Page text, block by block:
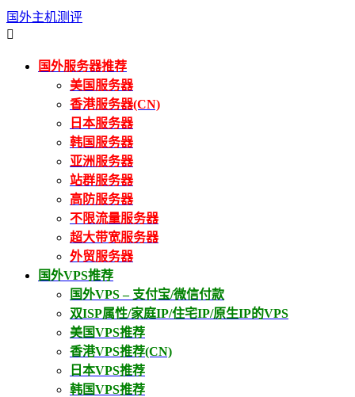
国外主机测评

国外服务器推荐
美国服务器
香港服务器(CN)
日本服务器
韩国服务器
亚洲服务器
站群服务器
高防服务器
不限流量服务器
超大带宽服务器
外贸服务器
国外VPS推荐
国外VPS – 支付宝/微信付款
双ISP属性/家庭IP/住宅IP/原生IP的VPS
美国VPS推荐
香港VPS推荐(CN)
日本VPS推荐
韩国VPS推荐